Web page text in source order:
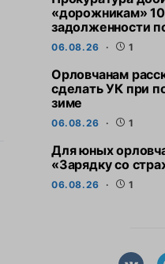
«дорожникам»
задолженности
06.08.26 1
Орловчанам
сделать УК при
зиме
06.08.26 1
Для юных
«Зарядку со
06.08.26 1